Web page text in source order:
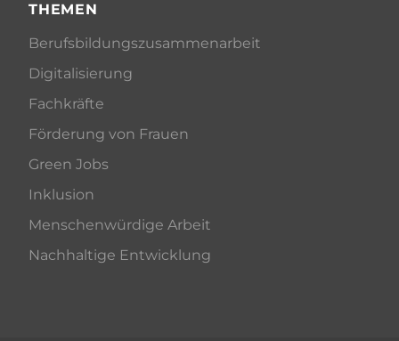
THEMEN
Berufsbildungszusammenarbeit
Digitalisierung
Fachkräfte
Förderung von Frauen
Green Jobs
Inklusion
Menschenwürdige Arbeit
Nachhaltige Entwicklung